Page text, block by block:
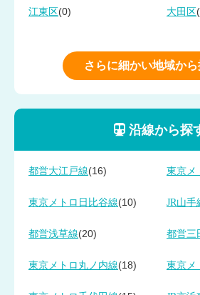
江東区 (0) 大田区
さらに細かい地域か
沿線から探
都営大江戸線(16) 東京メ
東京メトロ日比谷線(10) JR山手
都営浅草線(20) 都営三
東京メトロ丸ノ内線(18) 東京メ